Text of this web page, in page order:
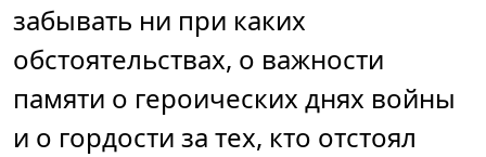
забывать ни при каких
обстоятельствах, о важности
памяти о героических днях войны
и о гордости за тех, кто отстоял